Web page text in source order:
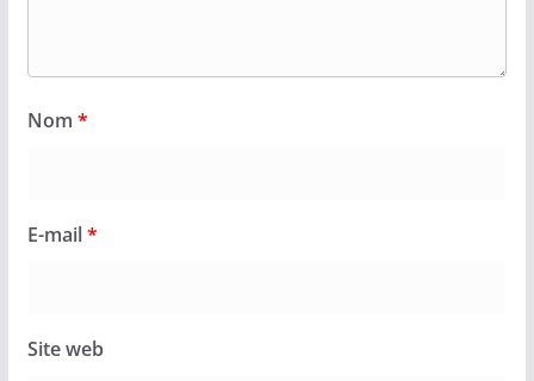
Nom *
E-mail*
Site web